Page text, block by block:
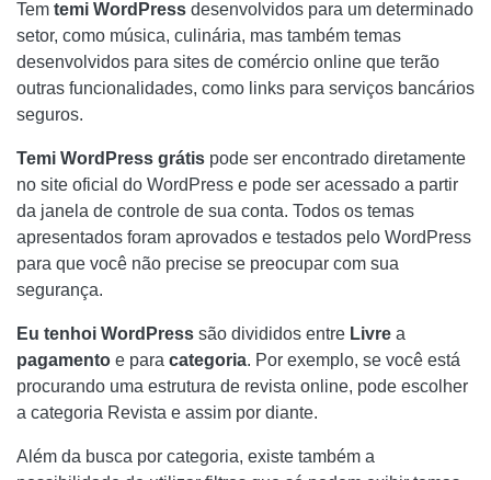
Tem temi WordPress desenvolvidos para um determinado
setor, como música, culinária, mas também temas
desenvolvidos para sites de comércio online que terão
outras funcionalidades, como links para serviços bancários
seguros.
Temi WordPress grátis pode ser encontrado diretamente
no site oficial do WordPress e pode ser acessado a partir
da janela de controle de sua conta. Todos os temas
apresentados foram aprovados e testados pelo WordPress
para que você não precise se preocupar com sua
segurança.
Eu tenhoi WordPress são divididos entre Livre a
pagamento e para categoria. Por exemplo, se você está
procurando uma estrutura de revista online, pode escolher
a categoria Revista e assim por diante.
Além da busca por categoria, existe também a